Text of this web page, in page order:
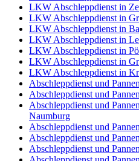
LKW Abschleppdienst in
LKW Abschleppdienst in
LKW Abschleppdienst in
LKW Abschleppdienst in
LKW Abschleppdienst in
LKW Abschleppdienst in
LKW Abschleppdienst in
Abschleppdienst und
Abschleppdienst und
Abschleppdienst und
Naumburg
Abschleppdienst und
Abschleppdienst und
Abschleppdienst und